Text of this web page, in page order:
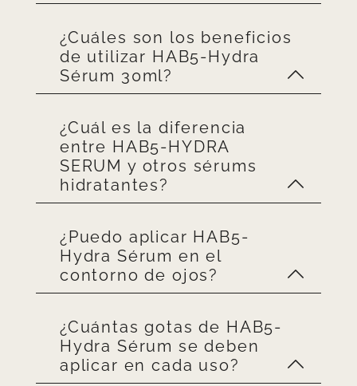
ElHAB5-Hydra Sérumes ideal
para pieles normales, mixtas,
secas y sensibles.
¿Cuáles son los beneficios
de utilizar HAB5-Hydra
Sérum 30ml?
Gracias a su alto contenido
en ácido hialurónico,
Hydra Sérum 30ml hidrata
profundamente la piel,
que ayuda a rellenar y
suavizar las arrugas causadas
por la deshidratación
¿Cuál es la diferencia
entre HAB5-HYDRA
SERUM y otros sérums
hidratantes?
Su fórmula con ácido
hialurónico de alto y bajo
peso molecularpermite una
proporcionando una
hidratación más duradera que
otros sérums convencionales.
¿Puedo aplicar HAB5-
Hydra Sérum en el
contorno de ojos?
No, el contorno de los ojos es
un área delicada, por lo que
se recomienda evitar su
¿Cuántas gotas de HAB5-
Hydra Sérum se deben
aplicar en cada uso?